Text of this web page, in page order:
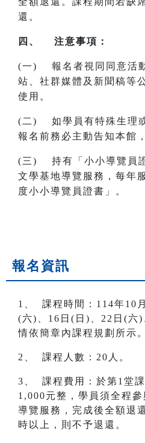
還。
四、 注意事項：
(一) 報名者視同同意活
站、社群媒體及新聞稿等
使用。
(二) 如學員有特殊生理
報名前務必主動告知本館
(三) 持有「小小導覽員
文學基地導覽服務，每年
度小小導覽員證書」。
報名資訊
1、 課程時間：114年10
(六)、16日(日)、22日(六
情依簡章內課程規劃所示。
2、 課程人數：20人。
3、 課程費用：於第1堂
1,000元整，學員須全程
導覽服務，完成後全額退
時以上，則不予退還。